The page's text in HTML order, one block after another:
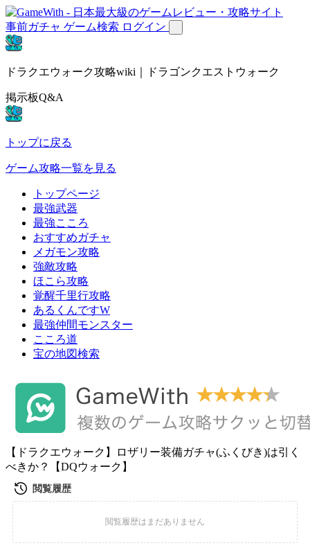
事前ガチャ ゲーム検索 ログイン
ドラクエウォーク攻略wiki｜ドラゴンクエストウォーク
掲示板Q&A
トップに戻る
ゲーム攻略一覧を見る
トップページ
最強武器
最強こころ
おすすめガチャ
メガモン攻略
強敵攻略
ほこら攻略
覚醒千里行攻略
あるくんですW
最強仲間モンスター
こころ道
宝の地図検索
【ドラクエウォーク】ロザリー装備ガチャ(ふくびき)は引く
べきか？【DQウォーク】